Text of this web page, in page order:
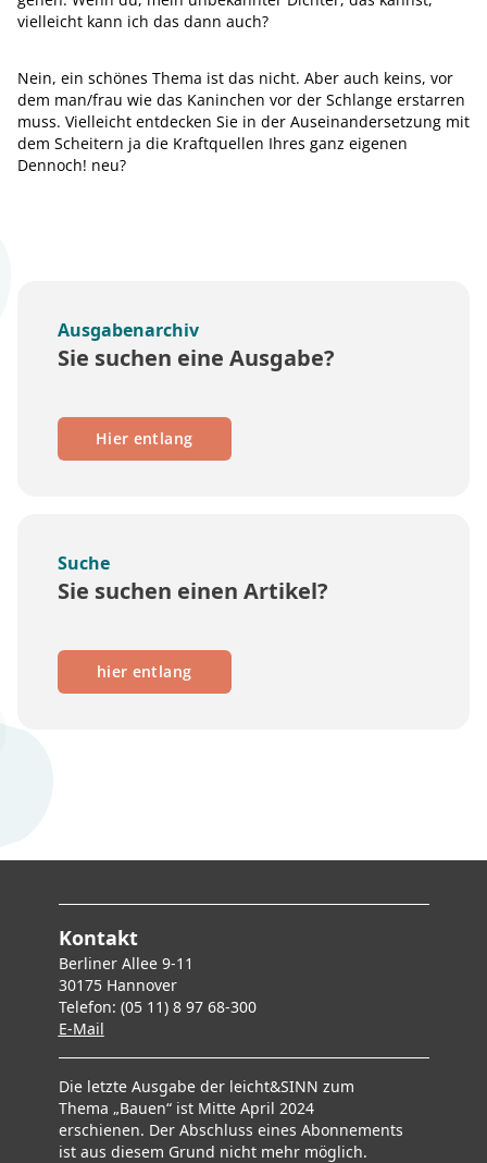
vielleicht kann ich das dann auch?
Nein, ein schönes Thema ist das nicht. Aber auch keins, vor
dem man/frau wie das Kaninchen vor der Schlange erstarren
muss. Vielleicht entdecken Sie in der Auseinandersetzung mit
dem Scheitern ja die Kraftquellen Ihres ganz eigenen
Dennoch! neu?
Ausgabenarchiv
Sie suchen eine Ausgabe?
Hier entlang
Suche
Sie suchen einen Artikel?
hier entlang
Kontakt
Berliner Allee 9-11
30175 Hannover
Telefon: (05 11) 8 97 68-300
E-Mail
Die letzte Ausgabe der leicht&SINN zum
Thema „Bauen“ ist Mitte April 2024
erschienen. Der Abschluss eines Abonnements
ist aus diesem Grund nicht mehr möglich.